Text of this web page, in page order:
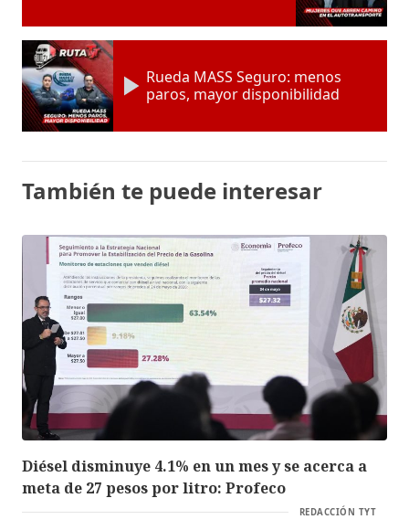
Rueda MASS Seguro: menos
paros, mayor disponibilidad
También te puede interesar
Diésel disminuye 4.1% en un mes y se acerca a
meta de 27 pesos por litro: Profeco
REDACCIÓN TYT